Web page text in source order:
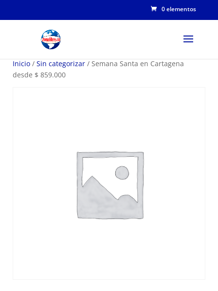
0 elementos
Inicio / Sin categorizar / Semana Santa en Cartagena
desde $ 859.000